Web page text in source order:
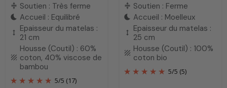
compress Soutien : Très ferme
bedtime Accueil : Equilibré
height
Epaisseur du matelas :
21 cm
texture
Housse (Coutil) : 60%
coton, 40% viscose de
bambou
5/5 (17)
compress Soutien : Ferme
bedtime Accueil : Moelleux
height
Epaisseur du matelas :
25 cm
texture Housse (Coutil) : 100%
coton bio
5/5 (5)